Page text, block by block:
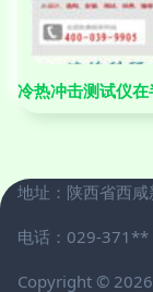
冷热冲击测试仪
地址：陕西省西
电话：029-371**
Copyright © 2026